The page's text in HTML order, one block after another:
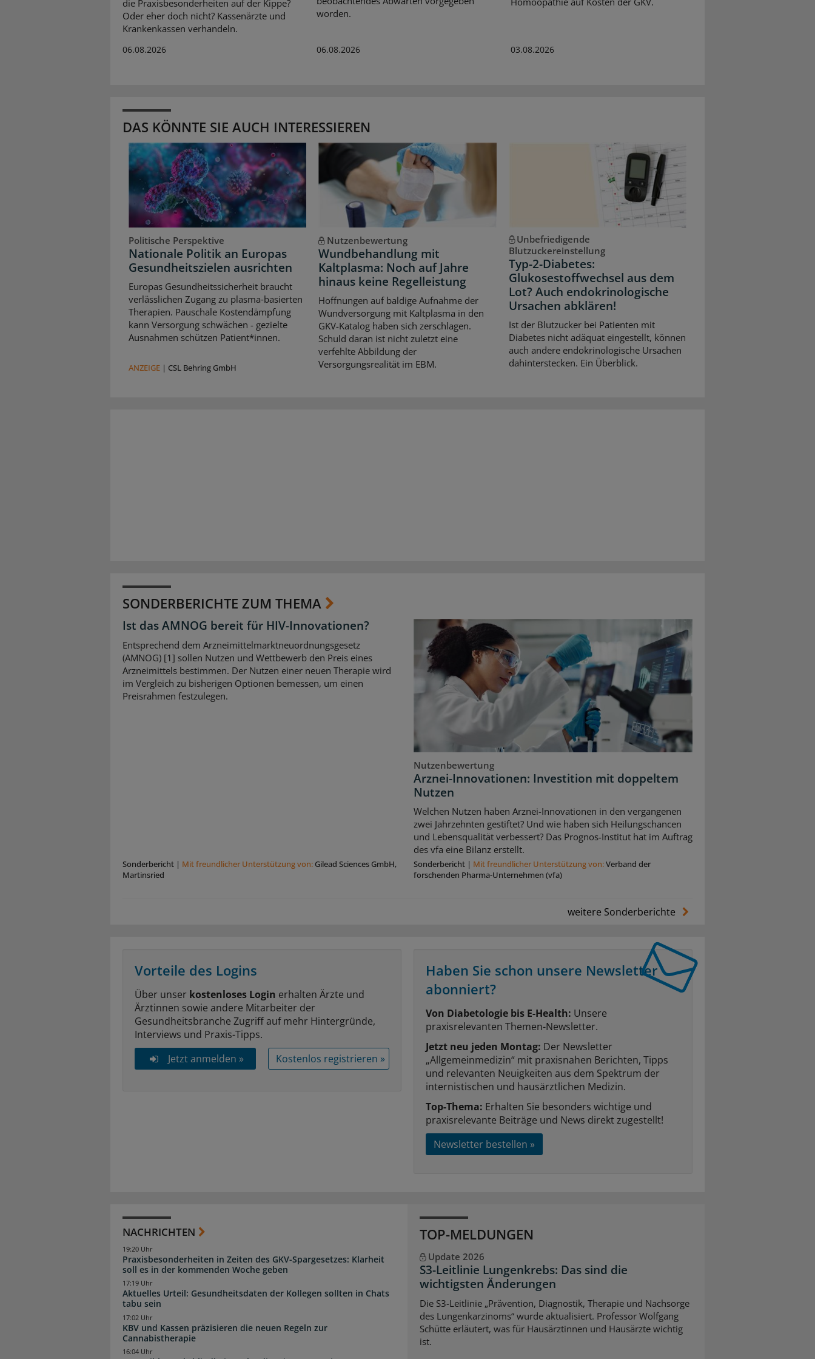
die Praxisbesonderheiten auf der Kippe?
Oder eher doch nicht? Kassenärzte und
Krankenkassen verhandeln.
06.08.2026
worden.
06.08.2026 03.08.2026
DAS KÖNNTE SIE AUCH INTERESSIEREN
Politische Perspektive
Nationale Politik an Europas
Gesundheitszielen ausrichten
Europas Gesundheitssicherheit braucht
verlässlichen Zugang zu plasma‑basierten
Therapien. Pauschale Kostendämpfung
kann Versorgung schwächen - gezielte
Ausnahmen schützen Patient*innen.
ANZEIGE | CSL Behring GmbH
Nutzenbewertung
Wundbehandlung mit
Kaltplasma: Noch auf Jahre
hinaus keine Regelleistung
Hoffnungen auf baldige Aufnahme der
Wundversorgung mit Kaltplasma in den
GKV-Katalog haben sich zerschlagen.
Schuld daran ist nicht zuletzt eine
verfehlte Abbildung der
Versorgungsrealität im EBM.
Unbefriedigende
Blutzuckereinstellung
Typ-2-Diabetes:
Glukosestoffwechsel aus dem
Lot? Auch endokrinologische
Ursachen abklären!
Ist der Blutzucker bei Patienten mit
Diabetes nicht adäquat eingestellt, können
auch andere endokrinologische Ursachen
dahinterstecken. Ein Überblick.
SONDERBERICHTE ZUM THEMA
Ist das AMNOG bereit für HIV-Innovationen?
Entsprechend dem Arzneimittelmarktneuordnungsgesetz
(AMNOG) [1] sollen Nutzen und Wettbewerb den Preis eines
Arzneimittels bestimmen. Der Nutzen einer neuen Therapie wird
im Vergleich zu bisherigen Optionen bemessen, um einen
Preisrahmen festzulegen.
Sonderbericht | Mit freundlicher Unterstützung von: Gilead Sciences GmbH,
Martinsried
Nutzenbewertung
Arznei-Innovationen: Investition mit doppeltem
Nutzen
Welchen Nutzen haben Arznei-Innovationen in den vergangenen
zwei Jahrzehnten gestiftet? Und wie haben sich Heilungschancen
und Lebensqualität verbessert? Das Prognos-Institut hat im Auftrag
des vfa eine Bilanz erstellt.
Sonderbericht | Mit freundlicher Unterstützung von:Verband der
forschenden Pharma-Unternehmen (vfa)
weitere Sonderberichte
Vorteile des Logins
Über unser kostenloses Login erhalten Ärzte und
Ärztinnen sowie andere Mitarbeiter der
Gesundheitsbranche Zugriff auf mehr Hintergründe,
Interviews und Praxis-Tipps.
Jetzt anmelden »
Kostenlos registrieren »
Haben Sie schon unsere Newsletter
abonniert?
Von Diabetologie bis E-Health: Unsere
praxisrelevanten Themen-Newsletter.
Jetzt neu jeden Montag: Der Newsletter
„Allgemeinmedizin“ mit praxisnahen Berichten, Tipps
und relevanten Neuigkeiten aus dem Spektrum der
internistischen und hausärztlichen Medizin.
Top-Thema: Erhalten Sie besonders wichtige und
praxisrelevante Beiträge und News direkt zugestellt!
Newsletter bestellen »
NACHRICHTEN
Praxisbesonderheiten in Zeiten des GKV-Spargesetzes: Klarheit
soll es in der kommenden Woche geben
19:20 Uhr
Aktuelles Urteil: Gesundheitsdaten der Kollegen sollten in Chats
tabu sein
17:19 Uhr
KBV und Kassen präzisieren die neuen Regeln zur
Cannabistherapie
17:02 Uhr
16:04 Uhr
TOP-MELDUNGEN
Update 2026
S3-Leitlinie Lungenkrebs: Das sind die
wichtigsten Änderungen
Die S3-Leitlinie „Prävention, Diagnostik, Therapie und Nachsorge
des Lungenkarzinoms“ wurde aktualisiert. Professor Wolfgang
Schütte erläutert, was für Hausärztinnen und Hausärzte wichtig
ist.